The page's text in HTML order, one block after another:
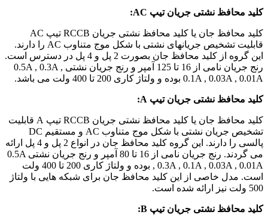
کلید محافظ نشتی جریان تیپ AC:
کلید محافظ جان یا کلید محافظ نشتی جریان RCCB تیپ AC
قابلیت تشخیص جریانهای نشتی با شکل موج متناوب AC را دارند.
این گروه از کلید محافظ جان بصورت 2 پل و 4 پل در دسترس است.
رنج جریان نامی از 16 تا 125 آمپر و رنج جریان نشتی 0.5A , 0.3A ,
0.1A , 0.03A , 0.01A بوده و ولتاژ کاری 200 تا 400 ولت می باشد.
کلید محافظ نشتی جریان تیپ A:
کلید محافظ جان یا کلید محافظ نشتی جریان RCCB تیپ A قابلیت
تشخیص جریان نشتی با شکل موج متناوب AC و مستقیم DC
پالسی را دارند. این گروه کلید محافظ جان در انواع 2 پل و 4 پل ارائه
می گردند. رنج جریان نامی از 16 تا 80 آمپر و رنج جریان نشتی 0.5A
, 0.3A , 0.1A , 0.03A , 0.01A بوده و ولتاژ کاری 200 تا 400 ولت
است. مدل خاصی از این کلید محافظ جان برای شبکه هایی با ولتاژ
500 ولت نیز ارائه شده است.
کلید محافظ نشتی جریان تیپ B: